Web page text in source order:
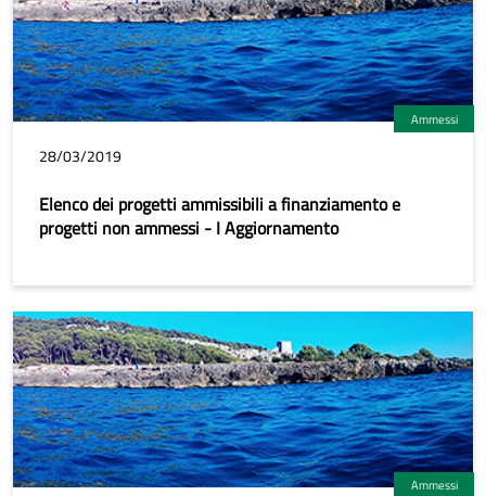
Ammessi
28/03/2019
Elenco dei progetti ammissibili a finanziamento e
progetti non ammessi - I Aggiornamento
Ammessi